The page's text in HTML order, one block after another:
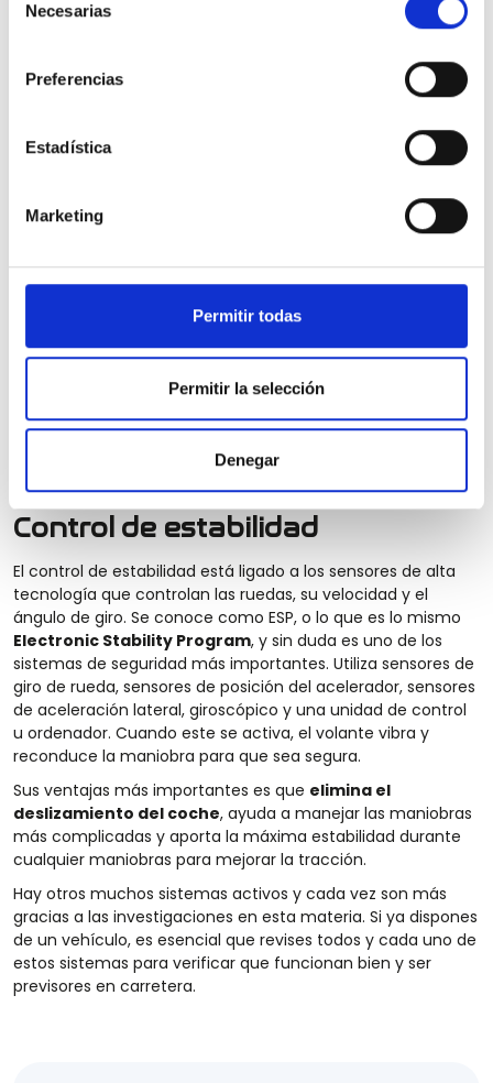
Necesarias
Preferencias
Estadística
Marketing
Permitir todas
Permitir la selección
Denegar
Control de estabilidad
El control de estabilidad está ligado a los sensores de alta
tecnología que controlan las ruedas, su velocidad y el
ángulo de giro. Se conoce como ESP, o lo que es lo mismo
Electronic Stability Program, y sin duda es uno de los
sistemas de seguridad más importantes. Utiliza sensores de
giro de rueda, sensores de posición del acelerador, sensores
de aceleración lateral, giroscópico y una unidad de control
u ordenador. Cuando este se activa, el volante vibra y
reconduce la maniobra para que sea segura.
Sus ventajas más importantes es que elimina el
deslizamiento del coche, ayuda a manejar las maniobras
más complicadas y aporta la máxima estabilidad durante
cualquier maniobras para mejorar la tracción.
Hay otros muchos sistemas activos y cada vez son más
gracias a las investigaciones en esta materia. Si ya dispones
de un vehículo, es esencial que revises todos y cada uno de
estos sistemas para verificar que funcionan bien y ser
previsores en carretera.